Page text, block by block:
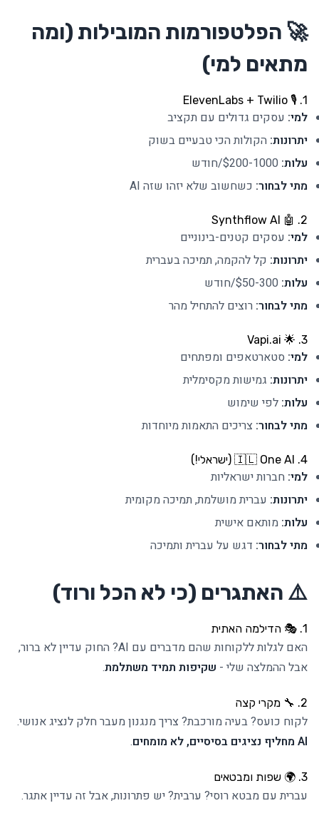
🚀 הפלטפורמות המובילות (ומה
מתאים למי)
1. 🎙️ ElevenLabs + Twilio
למי: עסקים גדולים עם תקציב
יתרונות: הקולות הכי טבעיים בשוק
עלות:
מתי לבחור: כשחשוב שלא יזהו שזה AI
2. 🤖 Synthflow AI
למי: עסקים קטנים-בינוניים
יתרונות: קל להקמה, תמיכה בעברית
עלות:
מתי לבחור: רוצים להתחיל מהר
3. 🌟 Vapi.ai
למי: סטארטאפים ומפתחים
יתרונות: גמישות מקסימלית
עלות: לפי שימוש
מתי לבחור: צריכים התאמות מיוחדות
4. 🇮🇱 One AI (ישראלי!)
למי: חברות ישראליות
יתרונות: עברית מושלמת, תמיכה מקומית
עלות: מותאם אישית
מתי לבחור: דגש על עברית ותמיכה
⚠️ האתגרים (כי לא הכל ורוד)
1. 🎭 הדילמה האתית
האם לגלות ללקוחות שהם מדברים עם AI? החוק עדיין לא ברור,
אבל ההמלצה שלי - שקיפות תמיד משתלמת.
2. 🔧 מקרי קצה
לקוח כועס? בעיה מורכבת? צריך מנגנון מעבר חלק לנציג אנושי.
AI מחליף נציגים בסיסיים, לא מומחים
.
3. 🌍 שפות ומבטאים
עברית עם מבטא רוסי? ערבית? יש פתרונות, אבל זה עדיין אתגר.